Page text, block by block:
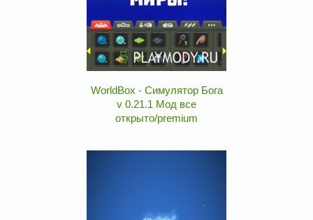
WorldBox - Симулятор Бога
v 0.21.1 Мод все
открыто/premium